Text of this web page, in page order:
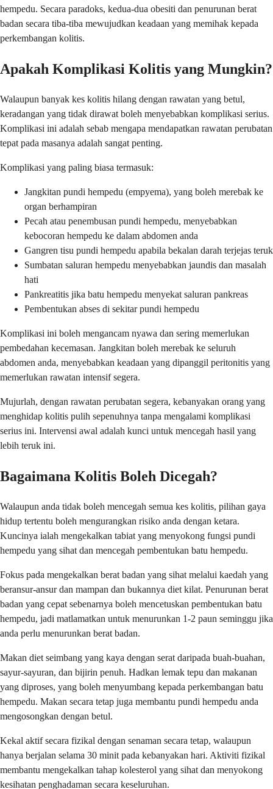
hempedu. Secara paradoks, kedua-dua obesiti dan penurunan berat
badan secara tiba-tiba mewujudkan keadaan yang memihak kepada
perkembangan kolitis.
Apakah Komplikasi Kolitis yang Mungkin?
Walaupun banyak kes kolitis hilang dengan rawatan yang betul,
keradangan yang tidak dirawat boleh menyebabkan komplikasi serius.
Komplikasi ini adalah sebab mengapa mendapatkan rawatan perubatan
tepat pada masanya adalah sangat penting.
Komplikasi yang paling biasa termasuk:
Jangkitan pundi hempedu (empyema), yang boleh merebak ke
organ berhampiran
Pecah atau penembusan pundi hempedu, menyebabkan
kebocoran hempedu ke dalam abdomen anda
Gangren tisu pundi hempedu apabila bekalan darah terjejas teruk
Sumbatan saluran hempedu menyebabkan jaundis dan masalah
hati
Pankreatitis jika batu hempedu menyekat saluran pankreas
Pembentukan abses di sekitar pundi hempedu
Komplikasi ini boleh mengancam nyawa dan sering memerlukan
pembedahan kecemasan. Jangkitan boleh merebak ke seluruh
abdomen anda, menyebabkan keadaan yang dipanggil peritonitis yang
memerlukan rawatan intensif segera.
Mujurlah, dengan rawatan perubatan segera, kebanyakan orang yang
menghidap kolitis pulih sepenuhnya tanpa mengalami komplikasi
serius ini. Intervensi awal adalah kunci untuk mencegah hasil yang
lebih teruk ini.
Bagaimana Kolitis Boleh Dicegah?
Walaupun anda tidak boleh mencegah semua kes kolitis, pilihan gaya
hidup tertentu boleh mengurangkan risiko anda dengan ketara.
Kuncinya ialah mengekalkan tabiat yang menyokong fungsi pundi
hempedu yang sihat dan mencegah pembentukan batu hempedu.
Fokus pada mengekalkan berat badan yang sihat melalui kaedah yang
beransur-ansur dan mampan dan bukannya diet kilat. Penurunan berat
badan yang cepat sebenarnya boleh mencetuskan pembentukan batu
hempedu, jadi matlamatkan untuk menurunkan 1-2 paun seminggu jika
anda perlu menurunkan berat badan.
Makan diet seimbang yang kaya dengan serat daripada buah-buahan,
sayur-sayuran, dan bijirin penuh. Hadkan lemak tepu dan makanan
yang diproses, yang boleh menyumbang kepada perkembangan batu
hempedu. Makan secara tetap juga membantu pundi hempedu anda
mengosongkan dengan betul.
Kekal aktif secara fizikal dengan senaman secara tetap, walaupun
hanya berjalan selama 30 minit pada kebanyakan hari. Aktiviti fizikal
membantu mengekalkan tahap kolesterol yang sihat dan menyokong
kesihatan penghadaman secara keseluruhan.